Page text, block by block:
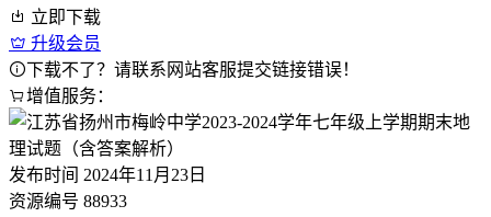
立即下载
升级会员
下载不了？请联系网站客服提交链接错误！
增值服务：
发布时间 2024年11月23日
资源编号 88933